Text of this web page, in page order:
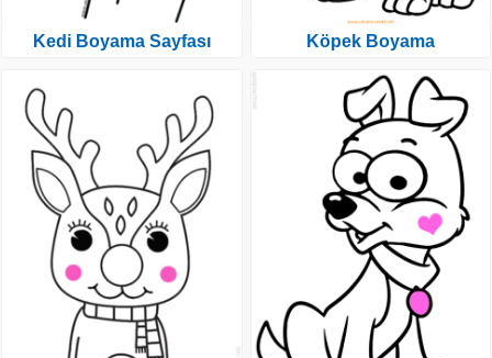
Kedi Boyama Sayfası Köpek Boyama